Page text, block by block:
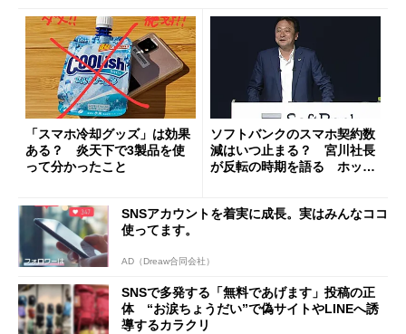
「スマホ冷却グッズ」は効果
ある？ 炎天下で3製品を使
って分かったこと
ソフトバンクのスマホ契約数
減はいつ止まる？ 宮川社長
が反転の時期を語る ホッピ
SNSアカウントを着実に成長。実はみんなココ
使ってます。
AD（Dreaw合同会社）
SNSで多発する「無料であげます」投稿の正
体 “お涙ちょうだい”で偽サイトやLINEへ誘
導するカラクリ